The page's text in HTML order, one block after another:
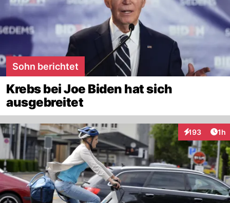
Sohn berichtet
Krebs bei Joe Biden hat sich
ausgebreitet
193
Interaktionen
1h